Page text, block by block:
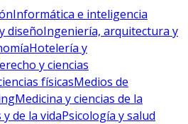
Informática e inteligencia
diseñoIngeniería, arquitectura y
Hotelería y
y ciencias
físicasMedios de
Medicina y ciencias de la
de la vidaPsicología y salud